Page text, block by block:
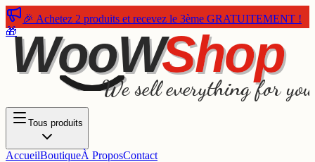
🎉 Achetez 2 produits et recevez le 3ème GRATUITEMENT !
🎁WooWShop
We sell everything for you
Tous produits
AccueilBoutiqueÀ ProposContact